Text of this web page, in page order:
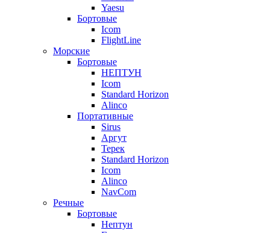
Yaesu
Бортовые
Icom
FlightLine
Морские
Бортовые
НЕПТУН
Icom
Standard Horizon
Alinco
Портативные
Sirus
Аргут
Терек
Standard Horizon
Icom
Alinco
NavCom
Речные
Бортовые
Нептун